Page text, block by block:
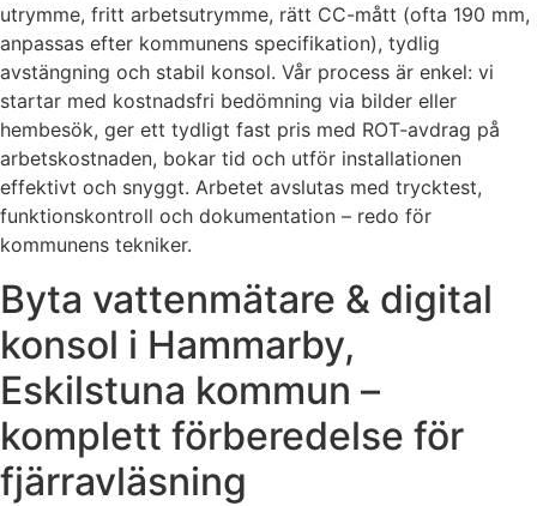
utrymme, fritt arbetsutrymme, rätt CC-mått (ofta 190 mm,
anpassas efter kommunens specifikation), tydlig
avstängning och stabil konsol. Vår process är enkel: vi
startar med kostnadsfri bedömning via bilder eller
hembesök, ger ett tydligt fast pris med ROT-avdrag på
arbetskostnaden, bokar tid och utför installationen
effektivt och snyggt. Arbetet avslutas med trycktest,
funktionskontroll och dokumentation – redo för
kommunens tekniker.
Byta vattenmätare & digital
konsol i Hammarby,
Eskilstuna kommun –
komplett förberedelse för
fjärravläsning